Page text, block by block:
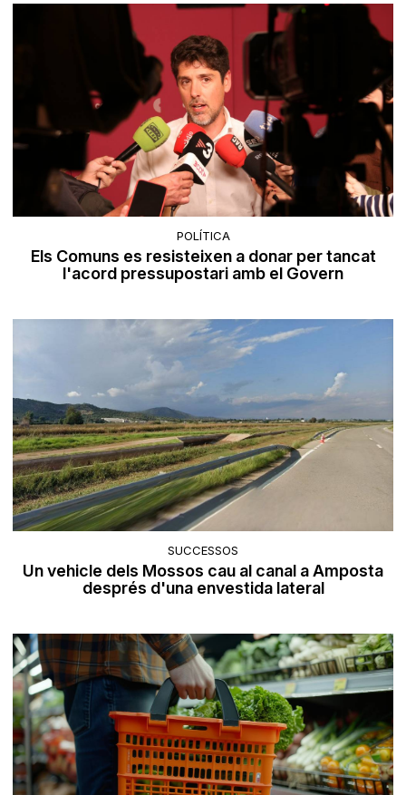
POLÍTICA
Els Comuns es resisteixen a donar per tancat
l'acord pressupostari amb el Govern
SUCCESSOS
Un vehicle dels Mossos cau al canal a Amposta
després d'una envestida lateral